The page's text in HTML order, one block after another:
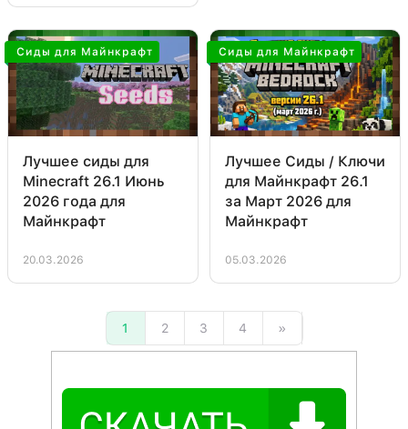
Сиды для Майнкрафт
Лучшее сиды для
Minecraft 26.1 Июнь
2026 года для
Майнкрафт
20.03.2026
Сиды для Майнкрафт
Лучшее Сиды / Ключи
для Майнкрафт 26.1
за Март 2026 для
Майнкрафт
05.03.2026
1 2 3 4 »